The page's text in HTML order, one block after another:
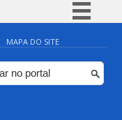
Simplifique!
Comunica BR
Participe
MAPA DO SITE